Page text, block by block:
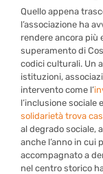
Quello appena
l’associazione ha
rendere ancora più
superamento di
codici culturali. Un
istituzioni,
intervento come l’
l’inclusione sociale
solidarietà trova
al degrado sociale,
anche l’anno in cui
accompagnato a
nel centro storico